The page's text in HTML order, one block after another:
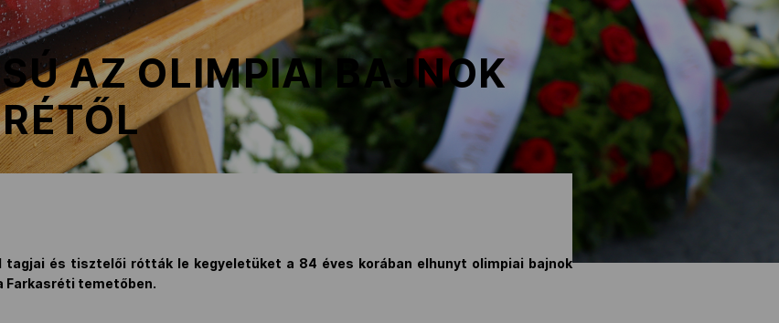
AZ OLIMPIAI BAJNOK
tagjai és tisztelői rótták le kegyeletüket a 84 éves korában elhunyt olimpiai bajnok
Farkasréti temetőben.